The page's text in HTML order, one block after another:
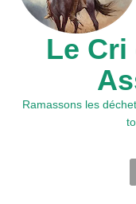
Le Cri
Ramassons les